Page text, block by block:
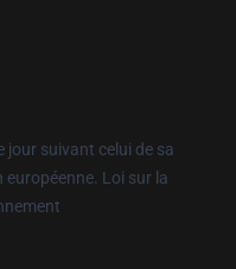
jour suivant celui de sa
Loi sur la